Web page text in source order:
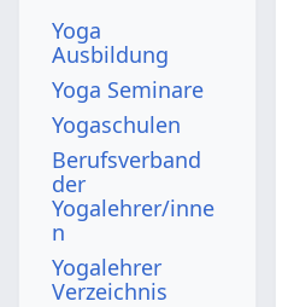
Yoga
Ausbildung
Yoga Seminare
Yogaschulen
Berufsverband
der
Yogalehrer/inne
n
Yogalehrer
Verzeichnis